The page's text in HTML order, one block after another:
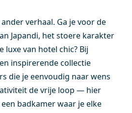
verhaal. Ga je voor de
Japandi, het stoere karakter
luxe van hotel chic? Bij
inspirerende collectie
die je eenvoudig naar wens
de vrije loop — hier
badkamer waar je elke